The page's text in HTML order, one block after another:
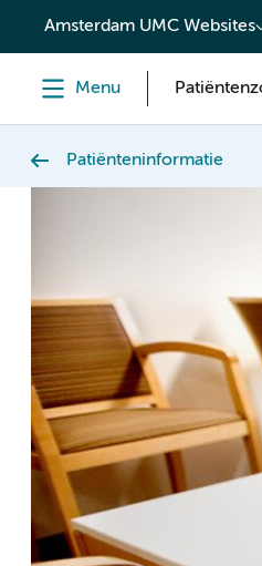
content
Amsterdam UMC Websites
Menu
Patiënteninformatie